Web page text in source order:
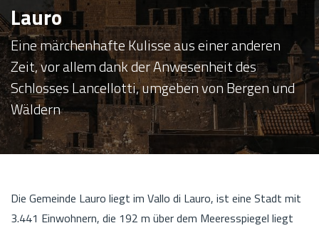
Lauro
Eine märchenhafte Kulisse aus einer anderen
Zeit, vor allem dank der Anwesenheit des
Schlosses Lancellotti, umgeben von Bergen und
Wäldern
Die Gemeinde Lauro liegt im Vallo di Lauro, ist eine Stadt mit
3.441 Einwohnern, die 192 m über dem Meeresspiegel liegt